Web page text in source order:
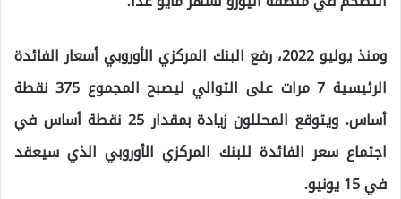
ومنذ يوليو 2022، رفع البنك المركزي الأوروبي أسعار الفائدة
الرئيسية 7 مرات على التوالي ليصبح المجموع 375 نقطة
أساس. ويتوقع المحللون زيادة بمقدار 25 نقطة أساس في
اجتماع سعر الفائدة للبنك المركزي الأوروبي الذي سيعقد
في 15 يونيو.